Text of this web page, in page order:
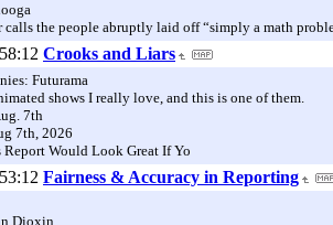
calls the people abruptly laid off “simply a math
Crooks and Liars
Futurama
shows I really love, and this is one of them.
7th
7th, 2026
Report Would Look Great If Yo
Fairness & Accuracy in Reporting
Dioxin